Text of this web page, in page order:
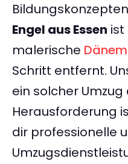
Engel aus Essen ist
malerische
Schritt entfernt.
ein solcher
Herausforderung
dir professionelle